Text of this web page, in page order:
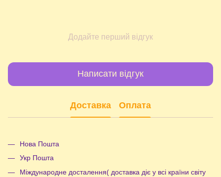
Додайте перший відгук
Написати відгук
Доставка Оплата
Нова Пошта
Укр Пошта
Міждународне досталення( доставка діє у всі країни світу